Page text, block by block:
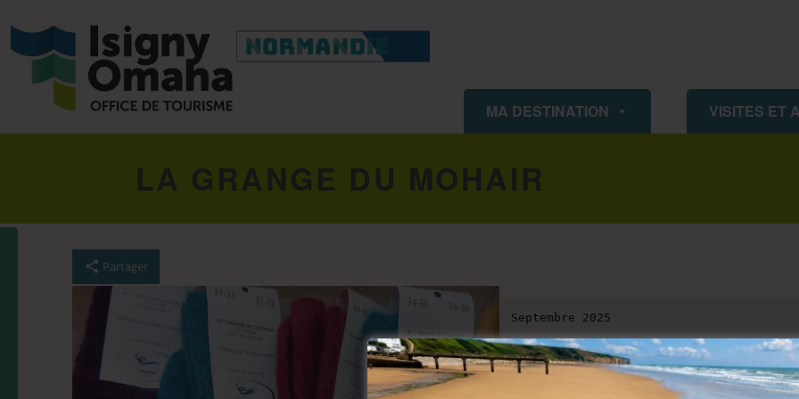
MA DESTINATION VISITES ET
LA GRANGE DU MOHAIR
Septembre 2025
La grange du Mohair
Partager